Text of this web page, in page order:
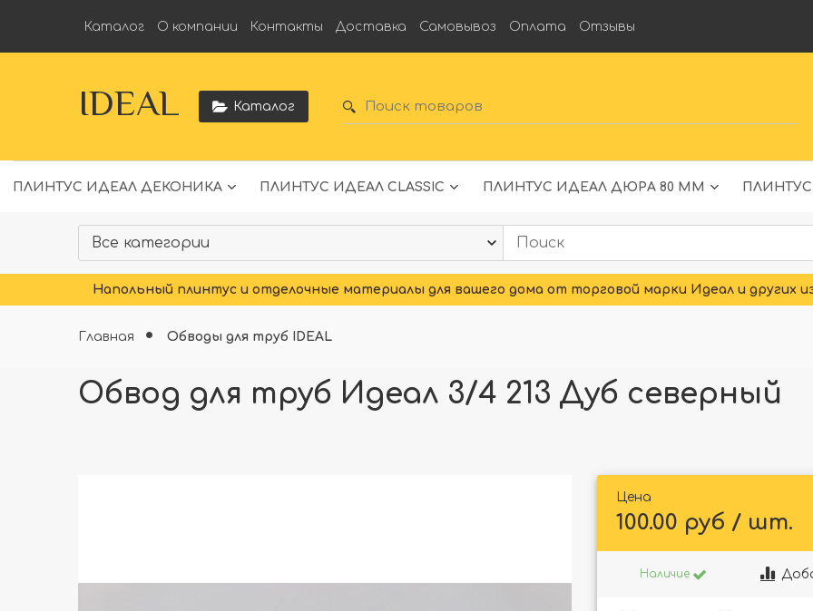
Каталог О компании Контакты Доставка Самовывоз Оплата Отзывы
IDEAL Каталог
ПЛИНТУС ИДЕАЛ ДЕКОНИКА ПЛИНТУС ИДЕАЛ CLASSIC ПЛИНТУС ИДЕАЛ ДЮРА 80 ММ
Напольный плинтус и отделочные материалы для вашего дома от торговой марки Идеал и других
Главная Обводы для труб IDEAL
Обвод для труб Идеал 3/4 213 Дуб северный
Цена
100.00 руб / шт.
Наличие